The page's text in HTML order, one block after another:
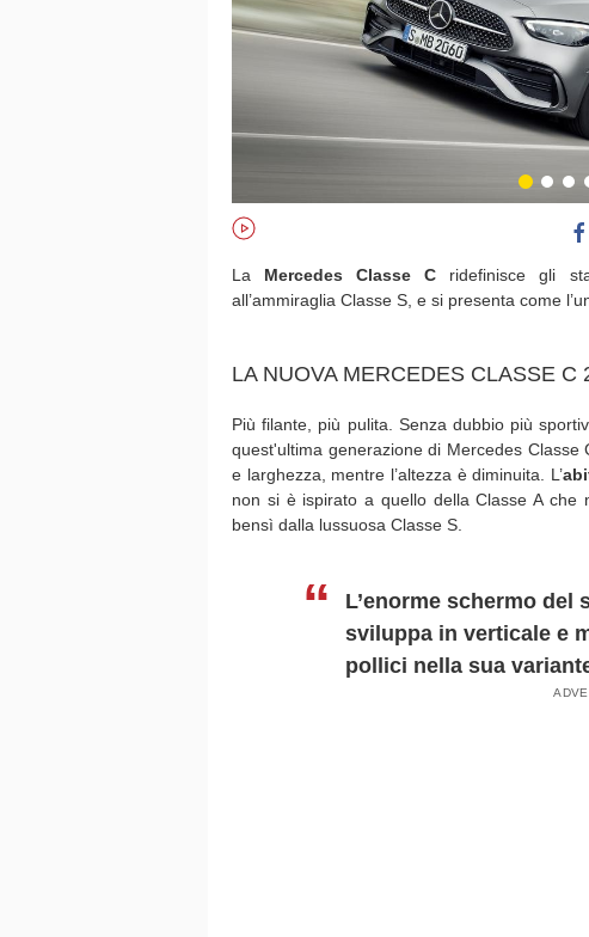
La Mercedes Classe C ridefinisce gli
all’ammiraglia Classe S, e si presenta come
LA NUOVA MERCEDES CLASSE C
Più filante, più pulita. Senza dubbio più
quest'ultima generazione di Mercedes
e larghezza, mentre l’altezza è diminuita. L’
non si è ispirato a quello della Classe A che
bensì dalla lussuosa Classe S.
L’enorme schermo del
sviluppa in verticale e
pollici nella sua